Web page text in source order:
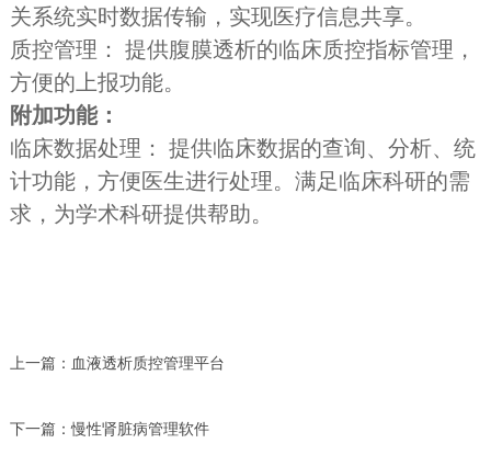
关系统实时数据传输，实现医疗信息共享。
质控管理： 提供腹膜透析的临床质控指标管理，
方便的上报功能。
附加功能：
临床数据处理： 提供临床数据的查询、分析、统
计功能，方便医生进行处理。满足临床科研的需
求，为学术科研提供帮助。
上一篇： 血液透析质控管理平台
下一篇：慢性肾脏病管理软件